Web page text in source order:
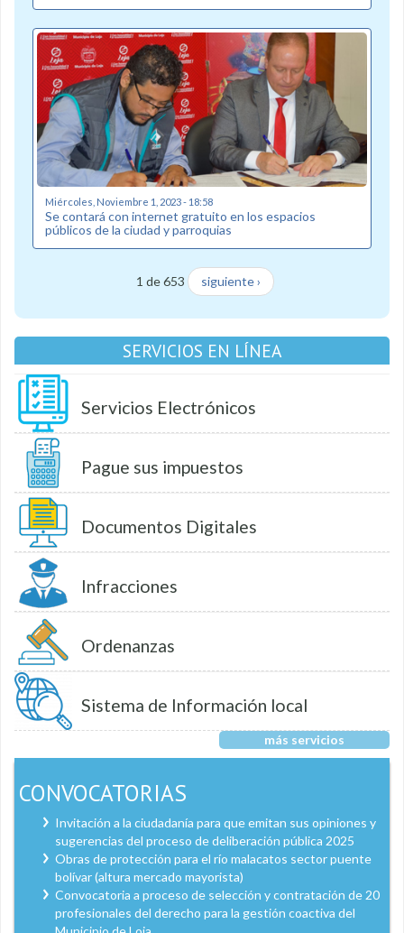
Miércoles, Noviembre 1, 2023 - 18:58
Se contará con internet gratuito en los espacios
públicos de la ciudad y parroquias
1 de 653 siguiente ›
SERVICIOS EN LÍNEA
Servicios Electrónicos
Pague sus impuestos
Documentos Digitales
Infracciones
Ordenanzas
Sistema de Información local
más servicios
CONVOCATORIAS
Invitación a la ciudadanía para que emitan sus opiniones y
sugerencias del proceso de deliberación pública 2025
Obras de protección para el río malacatos sector puente
bolívar (altura mercado mayorista)
Convocatoria a proceso de selección y contratación de 20
profesionales del derecho para la gestión coactiva del